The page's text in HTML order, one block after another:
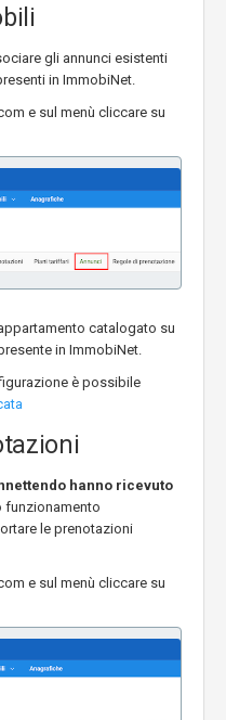
gli annunci esistenti
in ImmobiNet.
e sul menù cliccare su
catalogato su
in ImmobiNet.
è possibile
hanno ricevuto
funzionamento
le prenotazioni
e sul menù cliccare su